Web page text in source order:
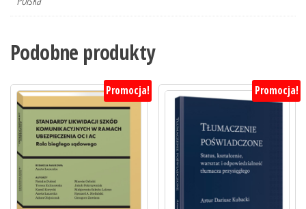
Podobne produkty
Promocja! Promocja!